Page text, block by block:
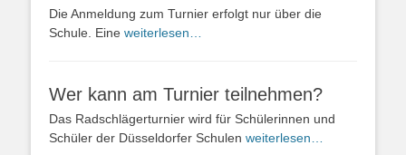
Die Anmeldung zum Turnier erfolgt nur über die
Schule. Eine weiterlesen…
Wer kann am Turnier teilnehmen?
Das Radschlägerturnier wird für Schülerinnen und
Schüler der Düsseldorfer Schulen weiterlesen…